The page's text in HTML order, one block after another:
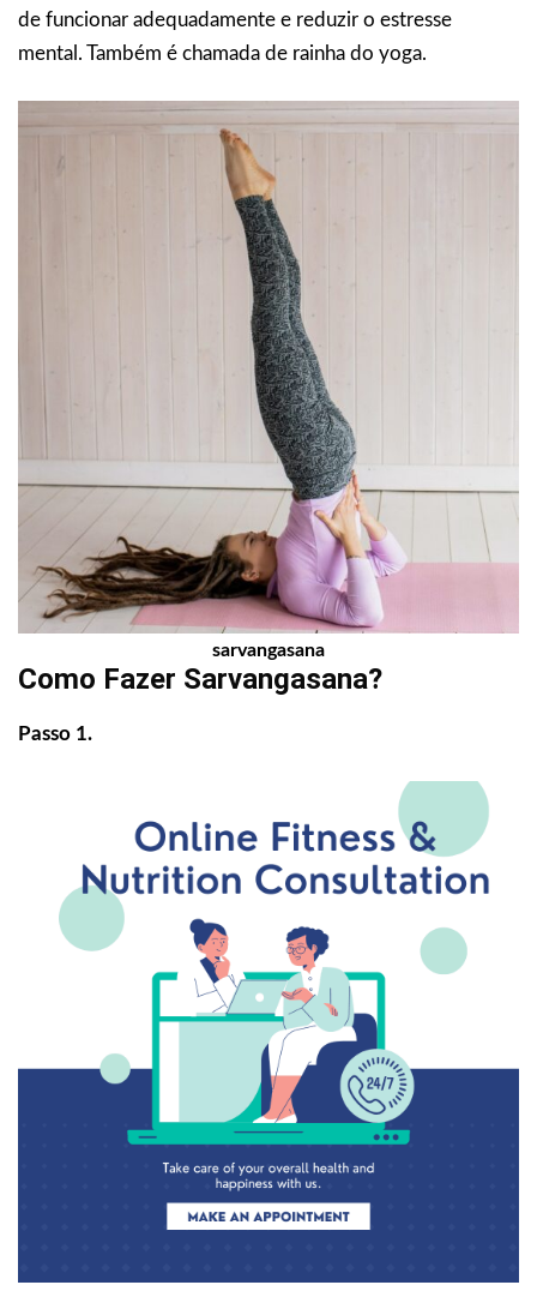
de funcionar adequadamente e reduzir o estresse
mental. Também é chamada de rainha do yoga.
sarvangasana
Como Fazer Sarvangasana?
Passo 1.